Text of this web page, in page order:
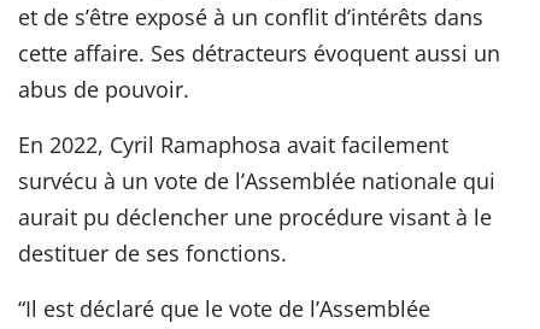
et de s’être exposé à un conflit d’intérêts dans
cette affaire. Ses détracteurs évoquent aussi un
abus de pouvoir.
En 2022, Cyril Ramaphosa avait facilement
survécu à un vote de l’Assemblée nationale qui
aurait pu déclencher une procédure visant à le
destituer de ses fonctions.
“Il est déclaré que le vote de l’Assemblée